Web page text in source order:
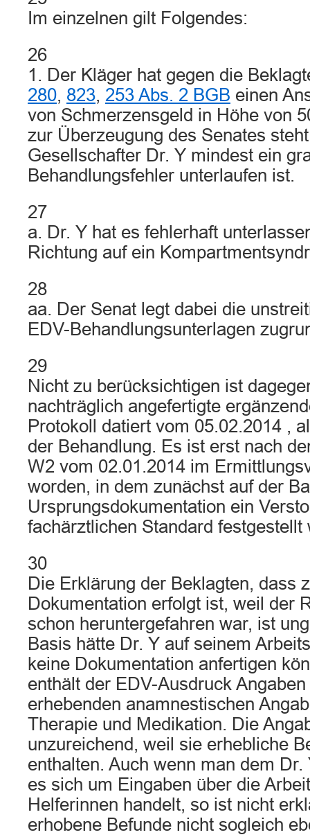
Im einzelnen gilt Folgendes:
26
1. Der Kläger hat gegen die
280, 823, 253 Abs. 2 BGB einen
von Schmerzensgeld in Höhe von
zur Überzeugung des Senates
Gesellschafter Dr. Y mindest ein
Behandlungsfehler unterlaufen ist.
27
a. Dr. Y hat es fehlerhaft
Richtung auf ein
28
aa. Der Senat legt dabei die
EDV-Behandlungsunterlagen
29
Nicht zu berücksichtigen ist
nachträglich angefertigte
Protokoll datiert vom 05.02.2014 ,
der Behandlung. Es ist erst nach
W2 vom 02.01.2014 im
worden, in dem zunächst auf der
Ursprungsdokumentation ein
fachärztlichen Standard festgestellt
30
Die Erklärung der Beklagten, dass
Dokumentation erfolgt ist, weil der
schon heruntergefahren war, ist
Basis hätte Dr. Y auf seinem
keine Dokumentation anfertigen
enthält der EDV-Ausdruck
erhebenden anamnestischen
Therapie und Medikation. Die
unzureichend, weil sie erhebliche
enthalten. Auch wenn man dem
es sich um Eingaben über die
Helferinnen handelt, so ist nicht
erhobene Befunde nicht sogleich